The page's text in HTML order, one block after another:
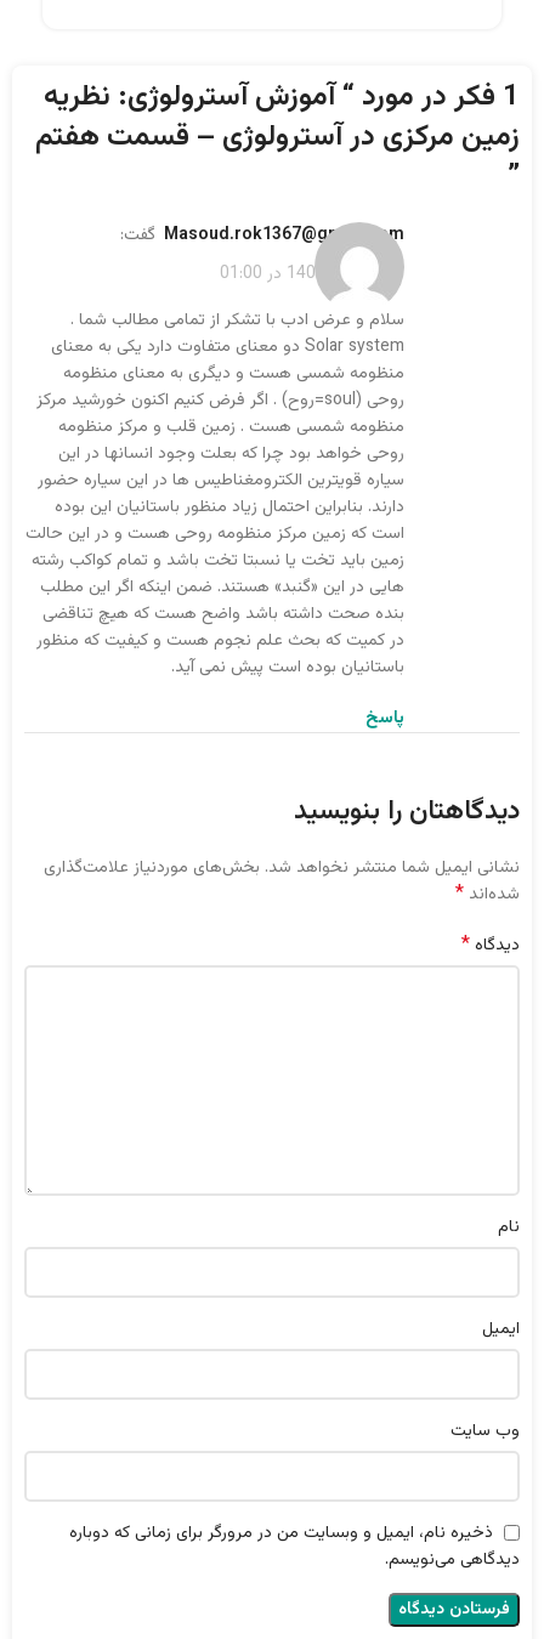
1 فکر در مورد “
آموزش آسترولوژی: نظریه
زمین مرکزی در آسترولوژی – قسمت هفتم
”
Masoud.rok1367@gmail.com
گفت:
فروردین 5, 1403 در 01:00
سلام و عرض ادب با تشکر از تمامی مطالب شما .
Solar system دو معنای متفاوت دارد یکی به معنای
منظومه شمسی هست و دیگری به معنای منظومه
روحی (soul=روح) . اگر فرض کنیم اکنون خورشید مرکز
منظومه شمسی هست . زمین قلب و مرکز منظومه
روحی خواهد بود چرا که بعلت وجود انسانها در این
سیاره قویترین الکترومغناطیس ها در این سیاره حضور
دارند. بنابراین احتمال زیاد منظور باستانیان این بوده
است که زمین مرکز منظومه روحی هست و در این حالت
زمین باید تخت یا نسبتا تخت باشد و تمام کواکب رشته
هایی در این «گنبد» هستند. ضمن اینکه اگر این مطلب
بنده صحت داشته باشد واضح هست که هیچ تناقضی
در کمیت که بحث علم نجوم هست و کیفیت که منظور
باستانیان بوده است پیش نمی آید.
پاسخ
دیدگاهتان را بنویسید
نشانی ایمیل شما منتشر نخواهد شد. بخش‌های موردنیاز علامت‌گذاری
شده‌اند *
دیدگاه*
نام
ایمیل
وب‌ سایت
ذخیره نام، ایمیل و وبسایت من در مرورگر برای زمانی که دوباره
دیدگاهی می‌نویسم.